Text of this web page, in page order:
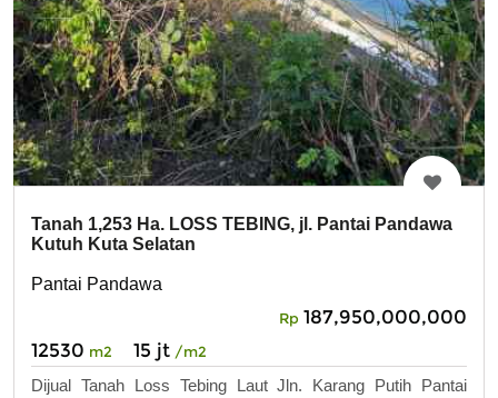
Tanah 1,253 Ha. LOSS TEBING, jl. Pantai Pandawa
Kutuh Kuta Selatan
Pantai Pandawa
Rp 187,950,000,000
12530 m2 15 jt /m2
Dijual Tanah Loss Tebing Laut Jln. Karang Putih Pantai